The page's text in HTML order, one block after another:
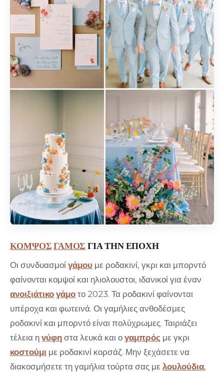
ΚΟΜΨΟΣΓΑΜΟΣ ΓΙΑ ΤΗΝ ΕΠΟΧΗ
Οι συνδυασμοίγάμου με ροδακινί, γκρι και μπορντό
φαίνονται κομψοί και ηλιολουστοι, ιδανικοί για έναν
ανοιξιάτικο γάμο το 2023. Τα ροδακινί φαίνονται
υπέροχα και φωτεινά. Οι γαμήλιες ανθοδέσμες
ροδακινί και μπορντό είναι πολύχρωμες. Ταιριάζει
τέλεια ηνύφη στα λευκά και ογαμπρός με γκρι
κοστούμι με ροδακινί κορσάζ. Μην ξεχάσετε να
διακοσμήσετε τη γαμήλια τούρτα σας μελουλούδια,